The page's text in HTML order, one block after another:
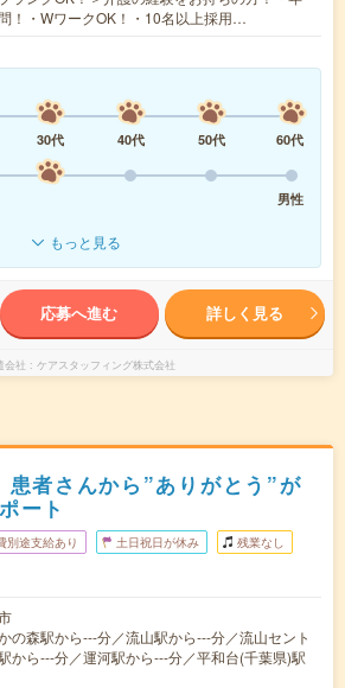
！・WワークOK！・10名以上採用…
30代 40代 50代
60代
男性
もっと見る
応募へ進む 詳しく見る
会社 ケアスタッフィング株式会社
患者さんから”ありがとう”が
ート
別途支給あり 土日祝日が休み 残業なし
の森駅から---分／流山駅から---分／流山セント
から---分／運河駅から---分／平和台(千葉県)駅